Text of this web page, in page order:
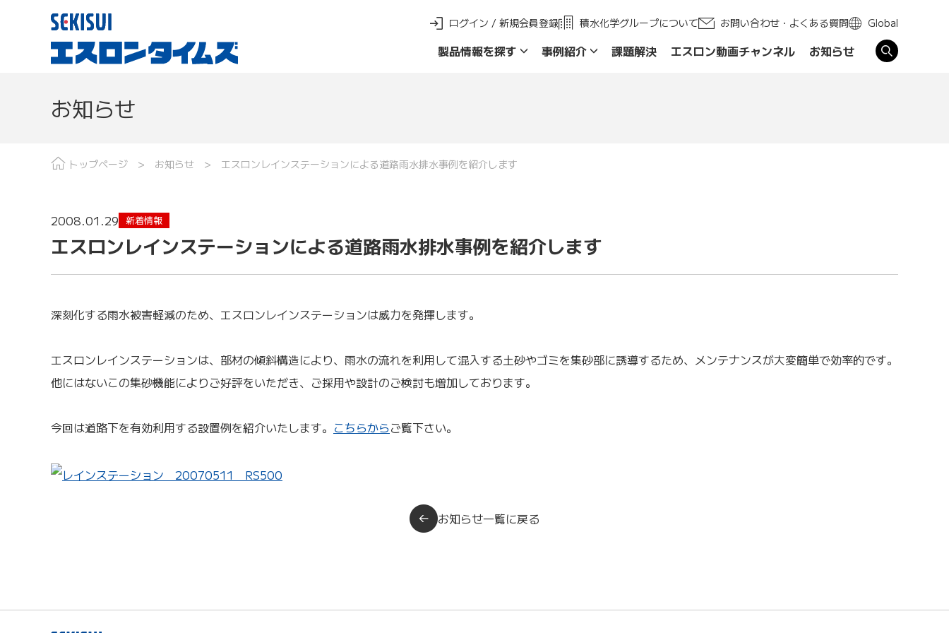
製品情報を探す 事例紹介 課題解決 エスロン動画チャンネル お知らせ
ログイン / 新規会員登録 積水化学グループについて お問い合わせ・よくある質問 Global
お知らせ
トップページ お知らせ エスロンレインステーションによる道路雨水排水事例を紹介します
2008.01.29 新着情報
エスロンレインステーションによる道路雨水排水事例を紹介します
深刻化する雨水被害軽減のため、エスロンレインステーションは威力を発揮します。
エスロンレインステーションは、部材の傾斜構造により、雨水の流れを利用して混入する土砂やゴミを集砂部に誘導するため、メンテナンスが大変簡単で効率的です。
他にはないこの集砂機能によりご好評をいただき、ご採用や設計のご検討も増加しております。
今回は道路下を有効利用する設置例を紹介いたします。 こちらからご覧下さい。
お知らせ一覧に戻る